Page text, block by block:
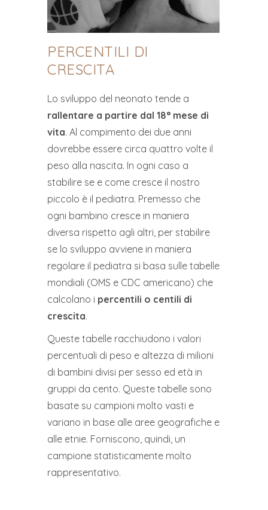
PERCENTILI DI
CRESCITA
Lo sviluppo del neonato tende a
rallentare a partire dal 18° mese di
vita. Al compimento dei due anni
dovrebbe essere circa quattro volte il
peso alla nascita. In ogni caso a
stabilire se e come cresce il nostro
piccolo è il pediatra. Premesso che
ogni bambino cresce in maniera
diversa rispetto agli altri, per stabilire
se lo sviluppo avviene in maniera
regolare il pediatra si basa sulle tabelle
mondiali (OMS e CDC americano) che
calcolano i percentili o centili di
crescita.
Queste tabelle racchiudono i valori
percentuali di peso e altezza di milioni
di bambini divisi per sesso ed età in
gruppi da cento. Queste tabelle sono
basate su campioni molto vasti e
variano in base alle aree geografiche e
alle etnie. Forniscono, quindi, un
campione statisticamente molto
rappresentativo.